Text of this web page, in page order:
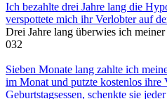
Ich bezahlte drei Jahre lang die
verspottete mich ihr Verlobter auf
Drei Jahre lang überwies ich
032
Sieben Monate lang zahlte ich
im Monat und putzte kostenlos
Geburtstagsessen, schenkte sie